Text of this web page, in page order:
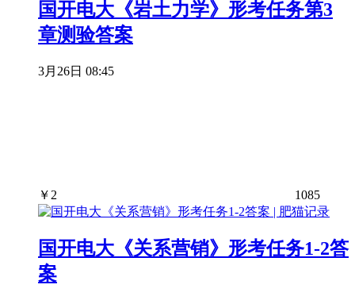
国开电大《岩土力学》形考任务第3
章测验答案
3月26日 08:45
￥ 2 1085
国开电大《关系营销》形考任务1-2答
案